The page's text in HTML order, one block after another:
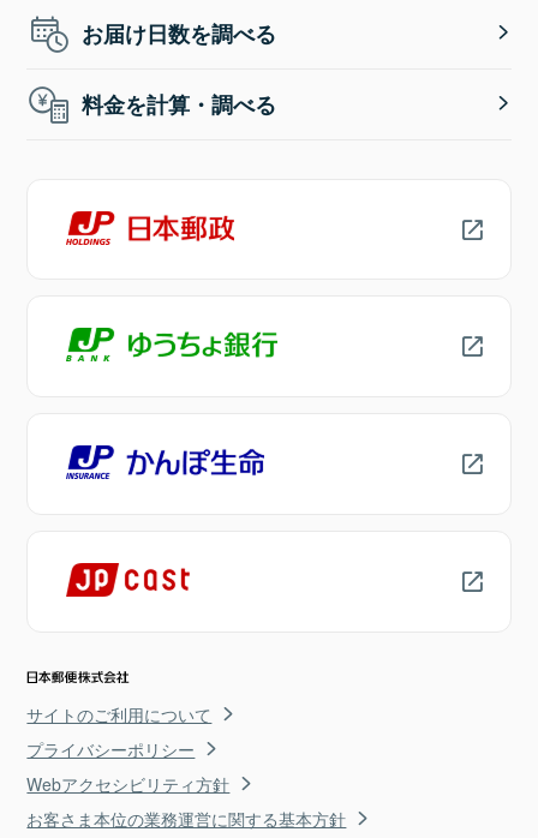
お届け日数を調べる
料金を計算・調べる
サイトのご利用について
プライバシーポリシー
Webアクセシビリティ方針
お客さま本位の業務運営に関する基本方針